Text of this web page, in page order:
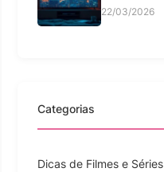
22/03/2026
Categorias
Dicas de Filmes e Séries